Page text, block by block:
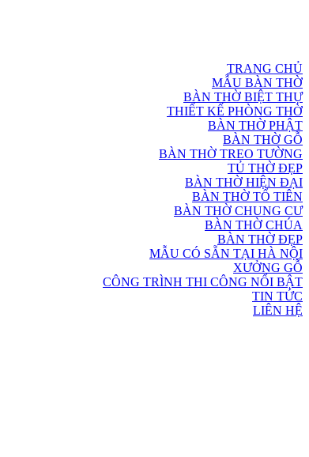
TRANG CHỦ
MẪU BÀN THỜ
BÀN THỜ BIỆT THỰ
THIẾT KẾ PHÒNG THỜ
BÀN THỜ PHẬT
BÀN THỜ GỖ
BÀN THỜ TREO TƯỜNG
TỦ THỜ ĐẸP
BÀN THỜ HIỆN ĐẠI
BÀN THỜ TỔ TIÊN
BÀN THỜ CHUNG CƯ
BÀN THỜ CHÚA
BÀN THỜ ĐẸP
MẪU CÓ SẴN TẠI HÀ NỘI
XƯỞNG GỖ
CÔNG TRÌNH THI CÔNG NỔI BẬT
TIN TỨC
LIÊN HỆ